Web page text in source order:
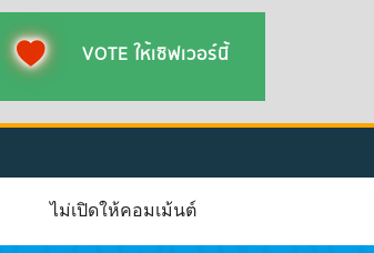
VOTE ให้เซิฟเวอร์นี้
ไม่เปิดให้คอมเม้นต์